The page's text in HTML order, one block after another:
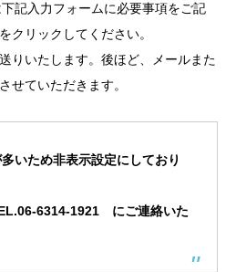
記入力フォームに必要事項をご記
クリックしてください。
りいたします。後ほど、メールまた
せていただきます。
いため非表示設定にしており
6314-1921 にご連絡いた